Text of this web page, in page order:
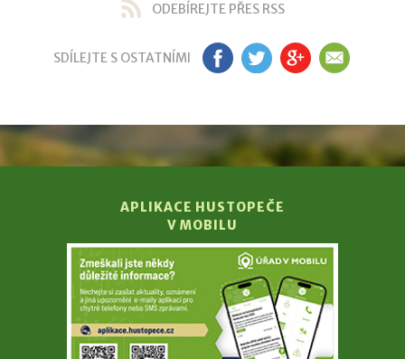
ODEBÍREJTE PŘES RSS
SDÍLEJTE S OSTATNÍMI FB TW GP EM
APLIKACE HUSTOPEČE
V MOBILU